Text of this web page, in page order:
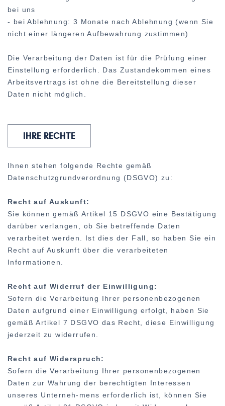
bei uns
- bei Ablehnung: 3 Monate nach Ablehnung (wenn Sie
nicht einer längeren Aufbewahrung zustimmen)
Die Verarbeitung der Daten ist für die Prüfung einer
Einstellung erforderlich. Das Zustandekommen eines
Arbeitsvertrags ist ohne die Bereitstellung dieser
Daten nicht möglich.
IHRE RECHTE
Ihnen stehen folgende Rechte gemäß
Datenschutzgrundverordnung (DSGVO) zu:
Recht auf Auskunft:
Sie können gemäß Artikel 15 DSGVO eine Bestätigung
darüber verlangen, ob Sie betreffende Daten
verarbeitet werden. Ist dies der Fall, so haben Sie ein
Recht auf Auskunft über die verarbeiteten
Informationen.
Recht auf Widerruf der Einwilligung:
Sofern die Verarbeitung Ihrer personenbezogenen
Daten aufgrund einer Einwilligung erfolgt, haben Sie
gemäß Artikel 7 DSGVO das Recht, diese Einwilligung
jederzeit zu widerrufen.
Recht auf Widerspruch:
Sofern die Verarbeitung Ihrer personenbezogenen
Daten zur Wahrung der berechtigten Interessen
unseres Unterneh-mens erforderlich ist, können Sie